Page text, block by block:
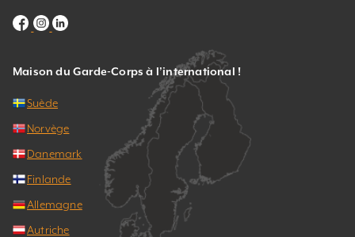
Maison du Garde-Corps à l’international !
Suède
Norvège
Danemark
Finlande
Allemagne
Autriche